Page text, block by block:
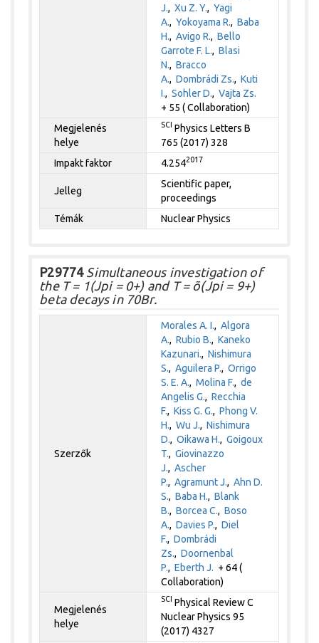
J.,Xu Z. Y.,Yagi
A.,Yokoyama R.,Baba
H.,Avigo R.,Bello
Garrote F. L.,Blasi
N.,Bracco
A.,Dombrádi Zs.,Kuti
I.,Sohler D.,Vajta Zs.
+ 55 ( Collaboration)
Megjelenés
helye
SCI Physics Letters B
765 (2017) 328
Impakt faktor
4.2542017
Jelleg
Scientific paper,
proceedings
Témák
Nuclear Physics
P29774Simultaneous investigation of
the T = 1(Jpi = 0+) and T = õ(Jpi = 9+)
beta decays in 70Br.
Szerzők
Morales A. I.,Algora
A.,Rubio B.,Kaneko
Kazunari.,Nishimura
S.,Aguilera P.,Orrigo
S. E. A.,Molina F.,de
Angelis G.,Recchia
F.,Kiss G. G.,Phong V.
H.,Wu J.,Nishimura
D.,Oikawa H.,Goigoux
T.,Giovinazzo
J.,Ascher
P.,Agramunt J.,Ahn D.
S.,Baba H.,Blank
B.,Borcea C.,Boso
A.,Davies P.,Diel
F.,Dombrádi
Zs.,Doornenbal
P.,Eberth J. + 64 (
Collaboration)
Megjelenés
helye
SCI Physical Review C
Nuclear Physics 95
(2017) 4327